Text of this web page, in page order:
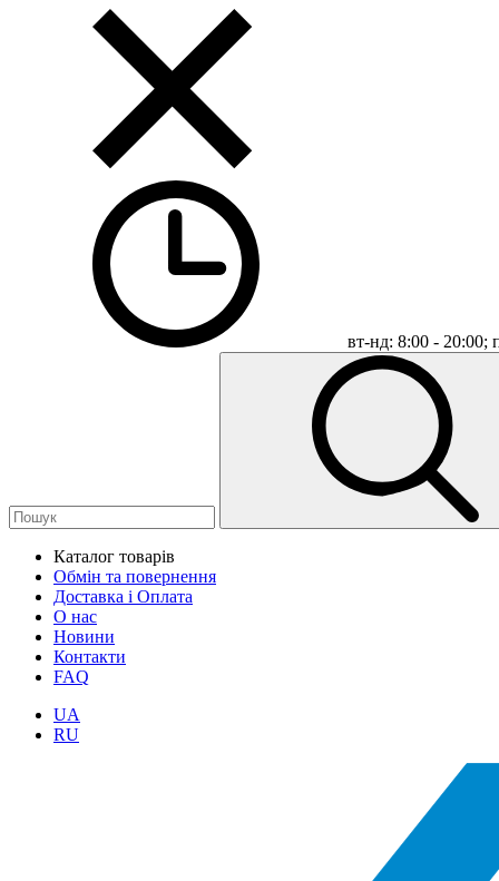
вт-нд: 8:00 - 20:00;
Каталог товарів
Обмін та повернення
Доставка і Оплата
О нас
Новини
Контакти
FAQ
UA
RU